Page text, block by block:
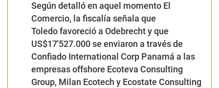
Según detalló en aquel momento El
Comercio, la fiscalía señala que
Toledo favoreció a Odebrecht y que
US$17′527.000 se enviaron a través de
Confiado International Corp Panamá a las
empresas offshore Ecoteva Consulting
Group, Milan Ecotech y Ecostate Consulting